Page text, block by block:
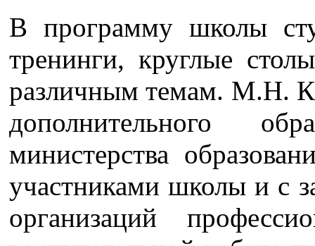
В программу школы
тренинги, круглые
различным темам. М.Н.
дополнительного
министерства
участниками школы и с
организаций